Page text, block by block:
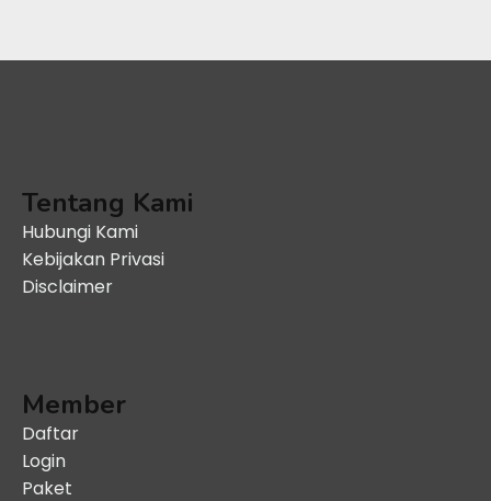
Tentang Kami
Hubungi Kami
Kebijakan Privasi
Disclaimer
Member
Daftar
Login
Paket